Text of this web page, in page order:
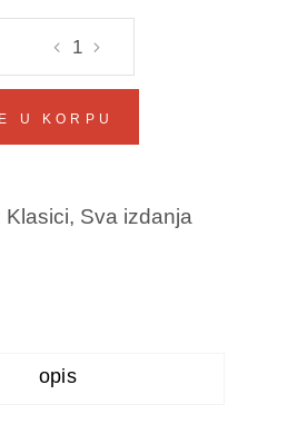
Eshil
·
Euripid
U KORPU
Klasici, Sva izdanja
opis